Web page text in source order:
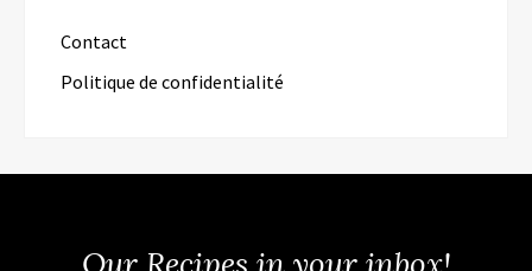
Contact
Politique de confidentialité